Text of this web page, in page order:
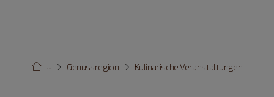
Kulinarische Veranstaltungen
Genussregion
···